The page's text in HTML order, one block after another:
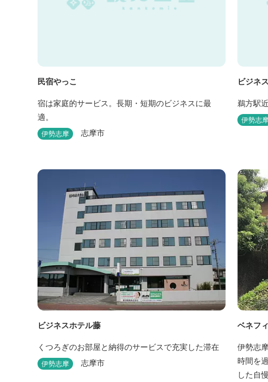
民宿やっこ
宿は家庭的サービス。長期・短期のビジネスに最
適。
伊勢志摩 志摩市
ビジネ
鵜方駅
伊勢志
ビジネスホテル藤
くつろぎのお部屋と納得のサービスで充実した滞在
伊勢志摩 志摩市
ベネフ
伊勢志
時間を
した自